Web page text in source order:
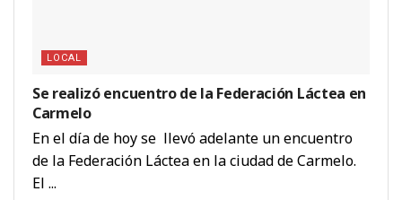
LOCAL
Se realizó encuentro de la Federación Láctea en
Carmelo
En el día de hoy se llevó adelante un encuentro
de la Federación Láctea en la ciudad de Carmelo.
El ...